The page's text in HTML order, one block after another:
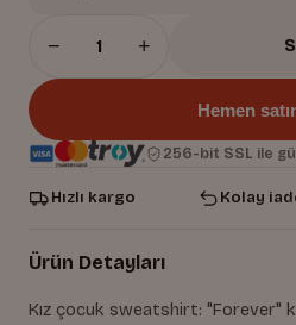
− +
Hemen
256-bit SSL ile
Hızlı kargo Kolay
Ürün Detayları
Kız çocuk sweatshirt: "Forever"